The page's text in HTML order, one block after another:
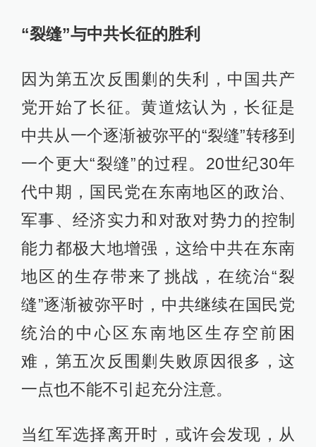
“裂缝”与中共长征的胜利
因为第五次反围剿的失利，中国共产
党开始了长征。黄道炫认为，长征是
中共从一个逐渐被弥平的“裂缝”转移到
一个更大“裂缝”的过程。20世纪30年
代中期，国民党在东南地区的政治、
军事、经济实力和对敌对势力的控制
能力都极大地增强，这给中共在东南
地区的生存带来了挑战，在统治“裂
缝”逐渐被弥平时，中共继续在国民党
统治的中心区东南地区生存空前困
难，第五次反围剿失败原因很多，这
一点也不能不引起充分注意。
当红军选择离开时，或许会发现，从